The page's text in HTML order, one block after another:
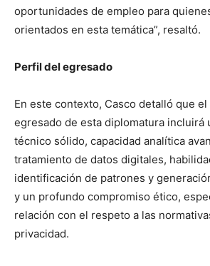
oportunidades de empleo para
orientados en esta temática”, resaltó.
Perfil del egresado
En este contexto, Casco detalló que
egresado de esta diplomatura incluirá
técnico sólido, capacidad analítica
tratamiento de datos digitales,
identificación de patrones y
y un profundo compromiso ético,
relación con el respeto a las
privacidad.